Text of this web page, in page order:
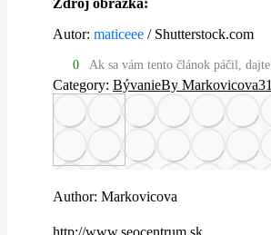
Autor: maticeee / Shutterstock.com
0 Ak sa vám tento článok páčil,
Category: BývanieBy Markovicova
Author: Markovicova